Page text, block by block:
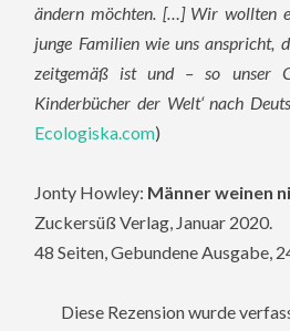
ändern möchten. […] Wir wollten
junge Familien wie uns anspricht,
zeitgemäß ist und – so unser
Kinderbücher der Welt‘ nach
Ecologiska.com)
Jonty Howley: Männer weinen
Zuckersüß Verlag, Januar 2020.
48 Seiten, Gebundene Ausgabe,
Diese Rezension wurde